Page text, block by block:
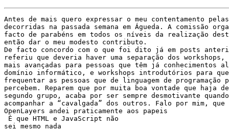
Antes de mais quero expressar o meu contentamento
decorridas na passada semana em Águeda. A comissão
facto de parabéns em todos os níveis da realização
então dar o meu modesto contributo.
De facto concordo com o que foi dito já em posts
referiu que deveria haver uma separação dos
mais avançadas para pessoas que têm já conhecimentos
domínio informático, e workshops introdutórios para que
frequentar as pessoas que de linguagem de programação
percebem. Reparem que por muita boa vontade que haja
segundo grupo, acaba por ser sempre desmotivante
acompanhar a “cavalgada” dos outros. Falo por mim, que
OpenLayers andei praticamente aos papeis
É que HTML e JavaScript não
sei mesmo nada